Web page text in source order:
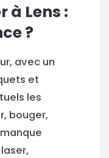
à Lens :
?
avec un
et
les
bouger,